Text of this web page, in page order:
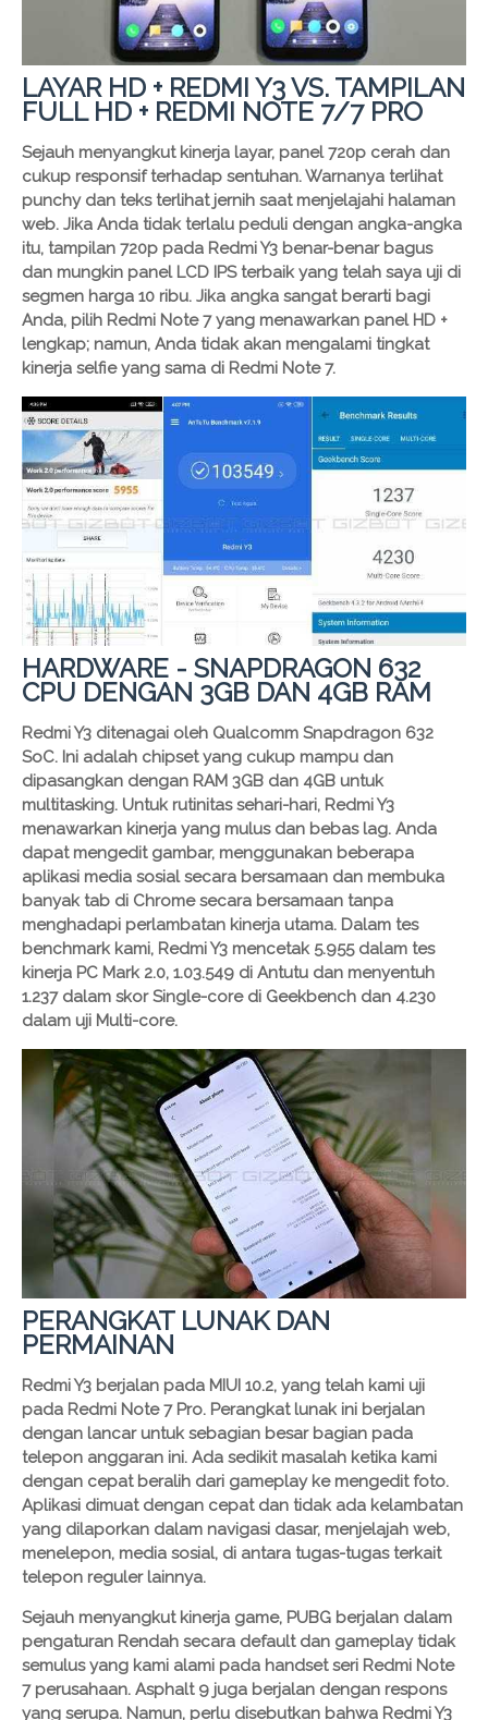
LAYAR HD + REDMI Y3 VS. TAMPILAN
FULL HD + REDMI NOTE 7/7 PRO
Sejauh menyangkut kinerja layar, panel 720p cerah dan
cukup responsif terhadap sentuhan. Warnanya terlihat
punchy dan teks terlihat jernih saat menjelajahi halaman
web. Jika Anda tidak terlalu peduli dengan angka-angka
itu, tampilan 720p pada Redmi Y3 benar-benar bagus
dan mungkin panel LCD IPS terbaik yang telah saya uji di
segmen harga 10 ribu. Jika angka sangat berarti bagi
Anda, pilih Redmi Note 7 yang menawarkan panel HD +
lengkap; namun, Anda tidak akan mengalami tingkat
kinerja selfie yang sama di Redmi Note 7.
HARDWARE - SNAPDRAGON 632
CPU DENGAN 3GB DAN 4GB RAM
Redmi Y3 ditenagai oleh Qualcomm Snapdragon 632
SoC. Ini adalah chipset yang cukup mampu dan
dipasangkan dengan RAM 3GB dan 4GB untuk
multitasking. Untuk rutinitas sehari-hari, Redmi Y3
menawarkan kinerja yang mulus dan bebas lag. Anda
dapat mengedit gambar, menggunakan beberapa
aplikasi media sosial secara bersamaan dan membuka
banyak tab di Chrome secara bersamaan tanpa
menghadapi perlambatan kinerja utama. Dalam tes
benchmark kami, Redmi Y3 mencetak 5.955 dalam tes
kinerja PC Mark 2.0, 1.03.549 di Antutu dan menyentuh
1.237 dalam skor Single-core di Geekbench dan 4.230
dalam uji Multi-core.
PERANGKAT LUNAK DAN
PERMAINAN
Redmi Y3 berjalan pada MIUI 10.2, yang telah kami uji
pada Redmi Note 7 Pro. Perangkat lunak ini berjalan
dengan lancar untuk sebagian besar bagian pada
telepon anggaran ini. Ada sedikit masalah ketika kami
dengan cepat beralih dari gameplay ke mengedit foto.
Aplikasi dimuat dengan cepat dan tidak ada kelambatan
yang dilaporkan dalam navigasi dasar, menjelajah web,
menelepon, media sosial, di antara tugas-tugas terkait
telepon reguler lainnya.
Sejauh menyangkut kinerja game, PUBG berjalan dalam
pengaturan Rendah secara default dan gameplay tidak
semulus yang kami alami pada handset seri Redmi Note
7 perusahaan. Asphalt 9 juga berjalan dengan respons
yang serupa. Namun, perlu disebutkan bahwa Redmi Y3